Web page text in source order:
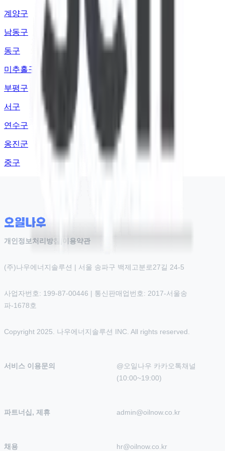
계양구
남동구
동구
미추홀구
부평구
서구
연수구
옹진군
중구
개인정보처리방침 이용약관
(주)나우에너지솔루션 | 서울 송파구 백제고분로27길 24-5
사업자번호: 199-87-00446 | 통신판매업번호: 2017-서울송
파-1678호
Copyright 2025. 나우에너지솔루션 INC. All rights reserved.
서비스 이용문의
@오일나우 카카오톡채널
(10:00~19:00)
파트너십, 제휴 admin@oilnow.co.kr
채용 hr@oilnow.co.kr